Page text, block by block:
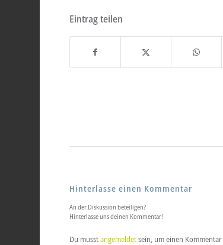
Eintrag teilen
Hinterlasse einen Kommentar
An der Diskussion beteiligen?
Hinterlasse uns deinen Kommentar!
Du musstangemeldetsein, um einen